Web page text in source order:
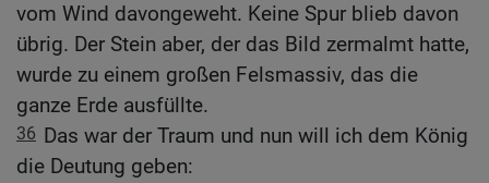
vom Wind davongeweht. Keine Spur blieb davon
übrig. Der Stein aber, der das Bild zermalmt hatte,
wurde zu einem großen Felsmassiv, das die
ganze Erde ausfüllte.
36 Das war der Traum und nun will ich dem König
die Deutung geben: